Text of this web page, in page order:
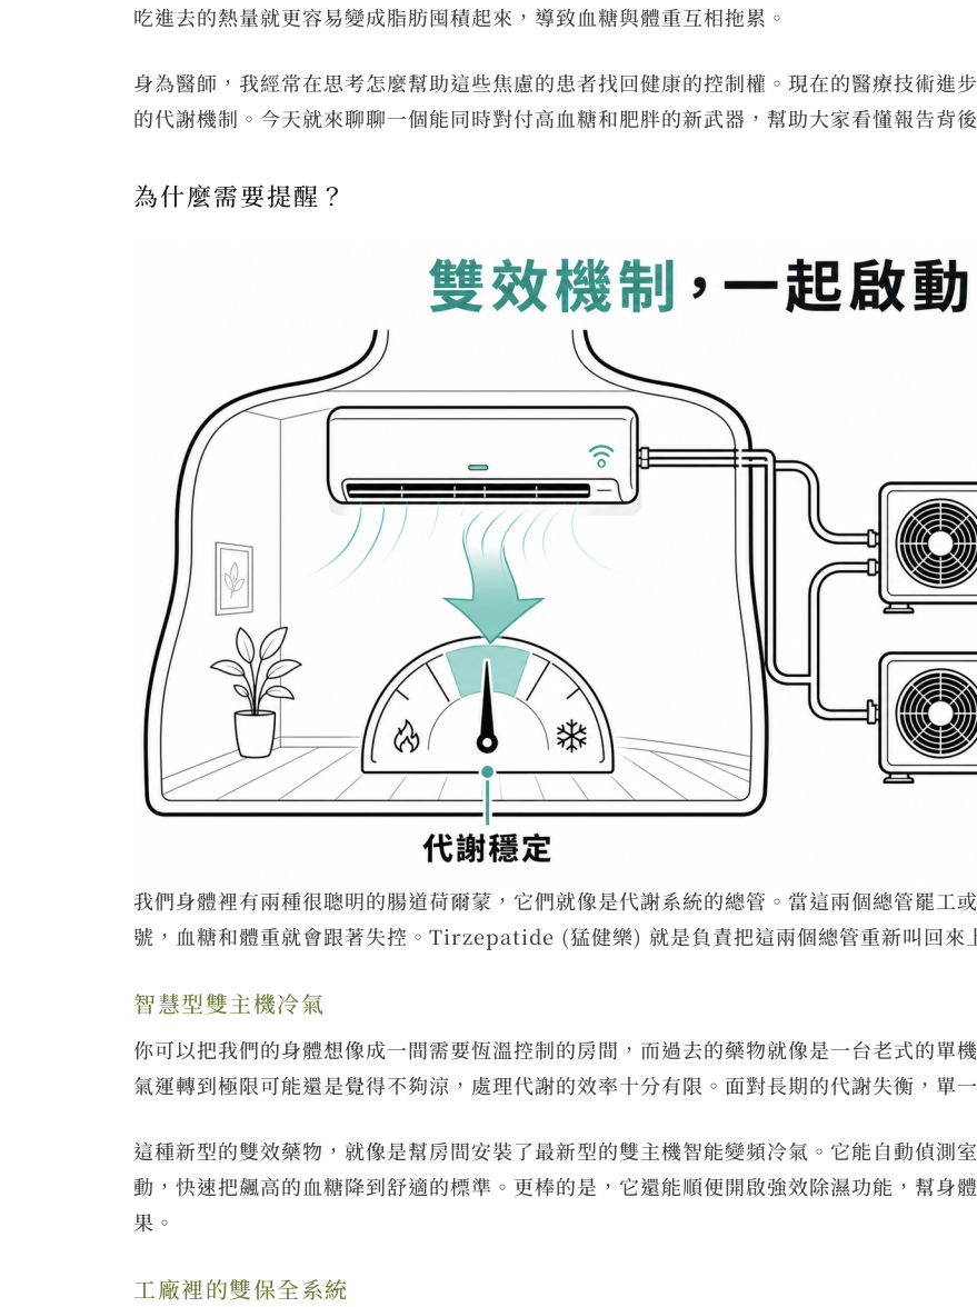
吃進去的熱量就更容易變成脂肪囤積起來，導致血糖與體重互相拖累。
身為醫師，我經常在思考怎麼幫助這些焦慮的患者找回健康的控制權。現在的醫療技術進
的代謝機制。今天就來聊聊一個能同時對付高血糖和肥胖的新武器，幫助大家看懂報告背
為什麼需要提醒？
我們身體裡有兩種很聰明的腸道荷爾蒙，它們就像是代謝系統的總管。當這兩個總管罷工
號，血糖和體重就會跟著失控。Tirzepatide (猛健樂) 就是負責把這兩個總管重新叫回來
智慧型雙主機冷氣
你可以把我們的身體想像成一間需要恆溫控制的房間，而過去的藥物就像是一台老式的單
氣運轉到極限可能還是覺得不夠涼，處理代謝的效率十分有限。面對長期的代謝失衡，單
這種新型的雙效藥物，就像是幫房間安裝了最新型的雙主機智能變頻冷氣。它能自動偵測
動，快速把飆高的血糖降到舒適的標準。更棒的是，它還能順便開啟強效除濕功能，幫身
果。
工廠裡的雙保全系統